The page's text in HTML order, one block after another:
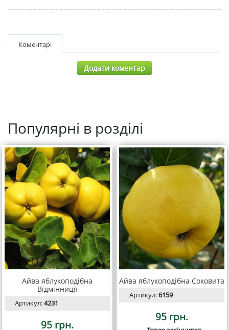
Коментарі
Додати коментар
Популярні в розділі
Айва яблукоподібна
Відмінниця
Артикул:4231
95 грн.
Айва яблукоподібна Соковита
Артикул:6159
95 грн.